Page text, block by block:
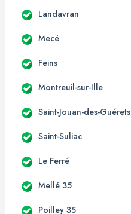
Landavran
Mecé
Feins
Montreuil-sur-Ille
Saint-Jouan-des-Guérets
Saint-Suliac
Le Ferré
Mellé 35
Poilley 35